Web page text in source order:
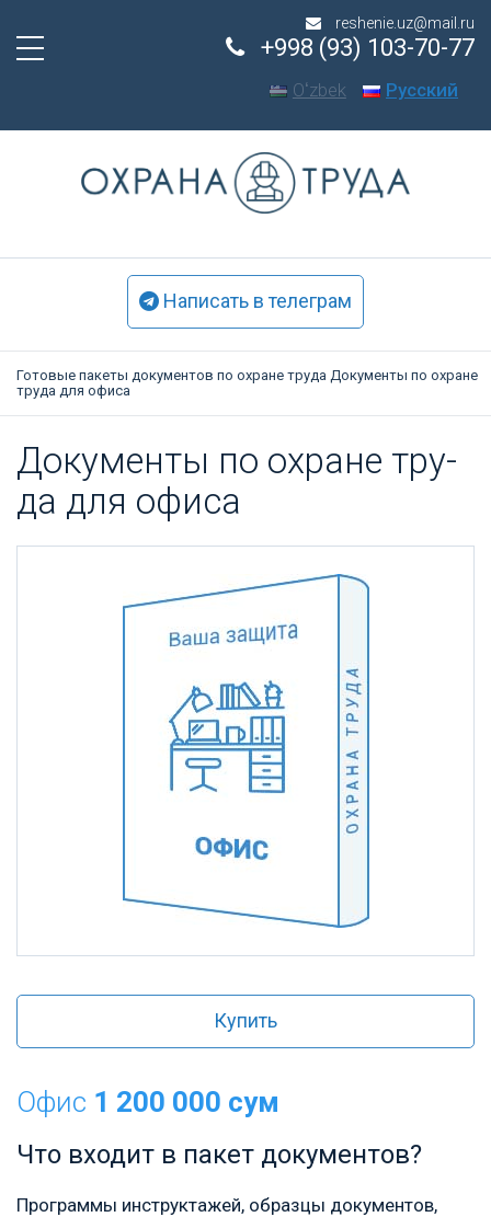
reshenie.uz@mail.ru
Oʻzbek Русский
+998 (93) 103-70-77
Написать в телеграм
Готовые пакеты документов по охране труда Документы по охране
труда для офиса
До­кумен­ты по ох­ра­не тру­
да для офи­са
Купить
Офис 1 200 000 сум
Что входит в пакет документов?
Программы инструктажей, образцы документов,